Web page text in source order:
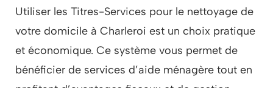
Utiliser les Titres-Services pour le nettoyage de
votre domicile à Charleroi est un choix pratique
et économique. Ce système vous permet de
bénéficier de services d’aide ménagère tout en